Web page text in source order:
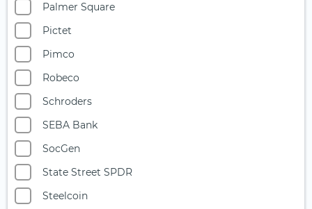
Palmer Square
Pictet
Pimco
Robeco
Schroders
SEBA Bank
SocGen
State Street SPDR
Steelcoin